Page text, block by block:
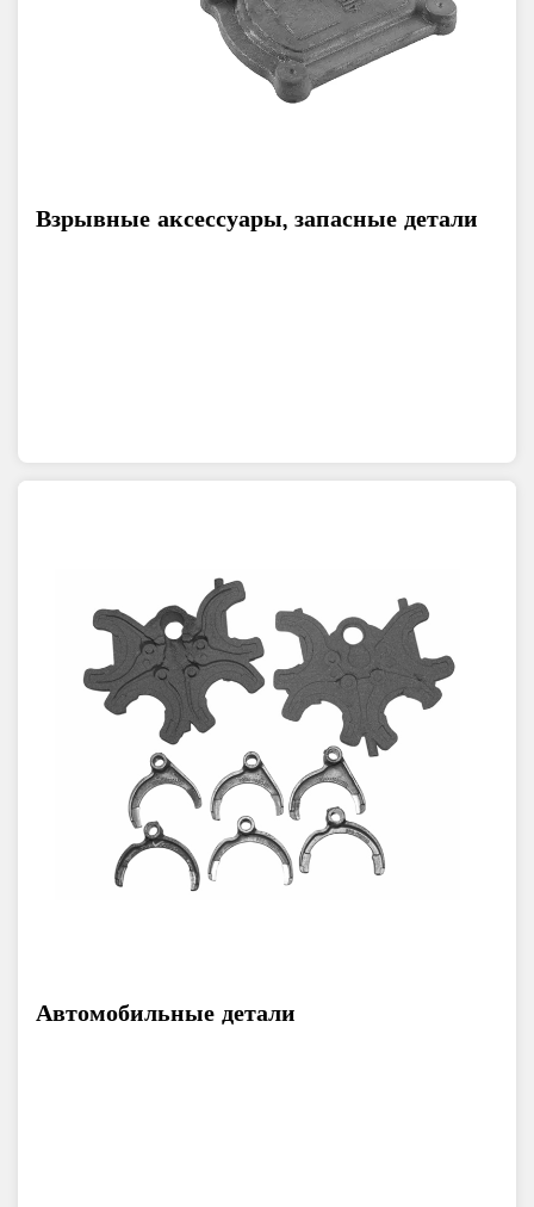
Взрывные аксессуары, запасные детали
Автомобильные детали